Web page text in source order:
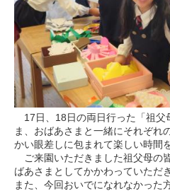
17日、18日の両日行った「祖父
ま、おばあさまと一緒にそれぞれ
かい眼差しに包まれて楽しい時間
ご来園いただきました祖父母の
ばあさまとしてかかわっていただ
また、今回おいでになれなかった